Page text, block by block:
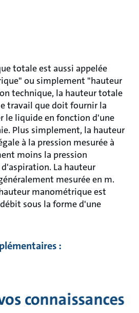
totale est aussi appelée
ou simplement "hauteur
technique, la hauteur totale
travail que doit fournir la
le liquide en fonction d'une
Plus simplement, la hauteur
à la pression mesurée à
moins la pression
La hauteur
mesurée en m.
manométrique est
sous la forme d'une
:
connaissances